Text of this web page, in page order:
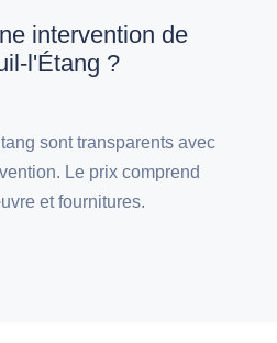
intervention de
l'Étang ?
sont transparents avec
Le prix comprend
et fournitures.